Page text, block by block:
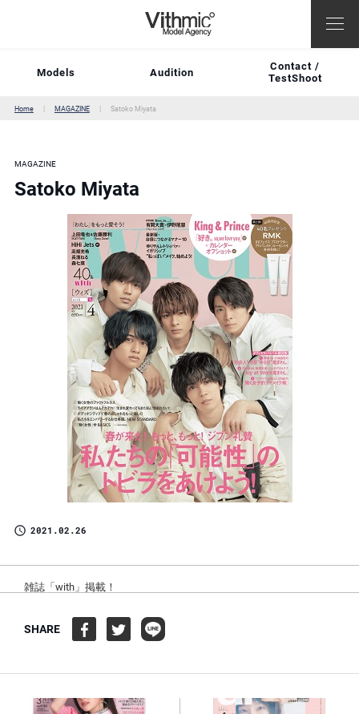
Models Audition
Contact /
TestShoot
Home MAGAZINE Satoko Miyata
MAGAZINE
Satoko Miyata
2021.02.26
雑誌「with」掲載！
SHARE